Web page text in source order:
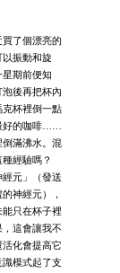
了個漂亮的
振動和旋
期前便知
後再把杯內
杯裡倒一點
好的咖啡……
滿沸水。混
經驗嗎？
元」（發送
神經元），
只在杯子裡
這會讓我不
化會提高它
模式起了支